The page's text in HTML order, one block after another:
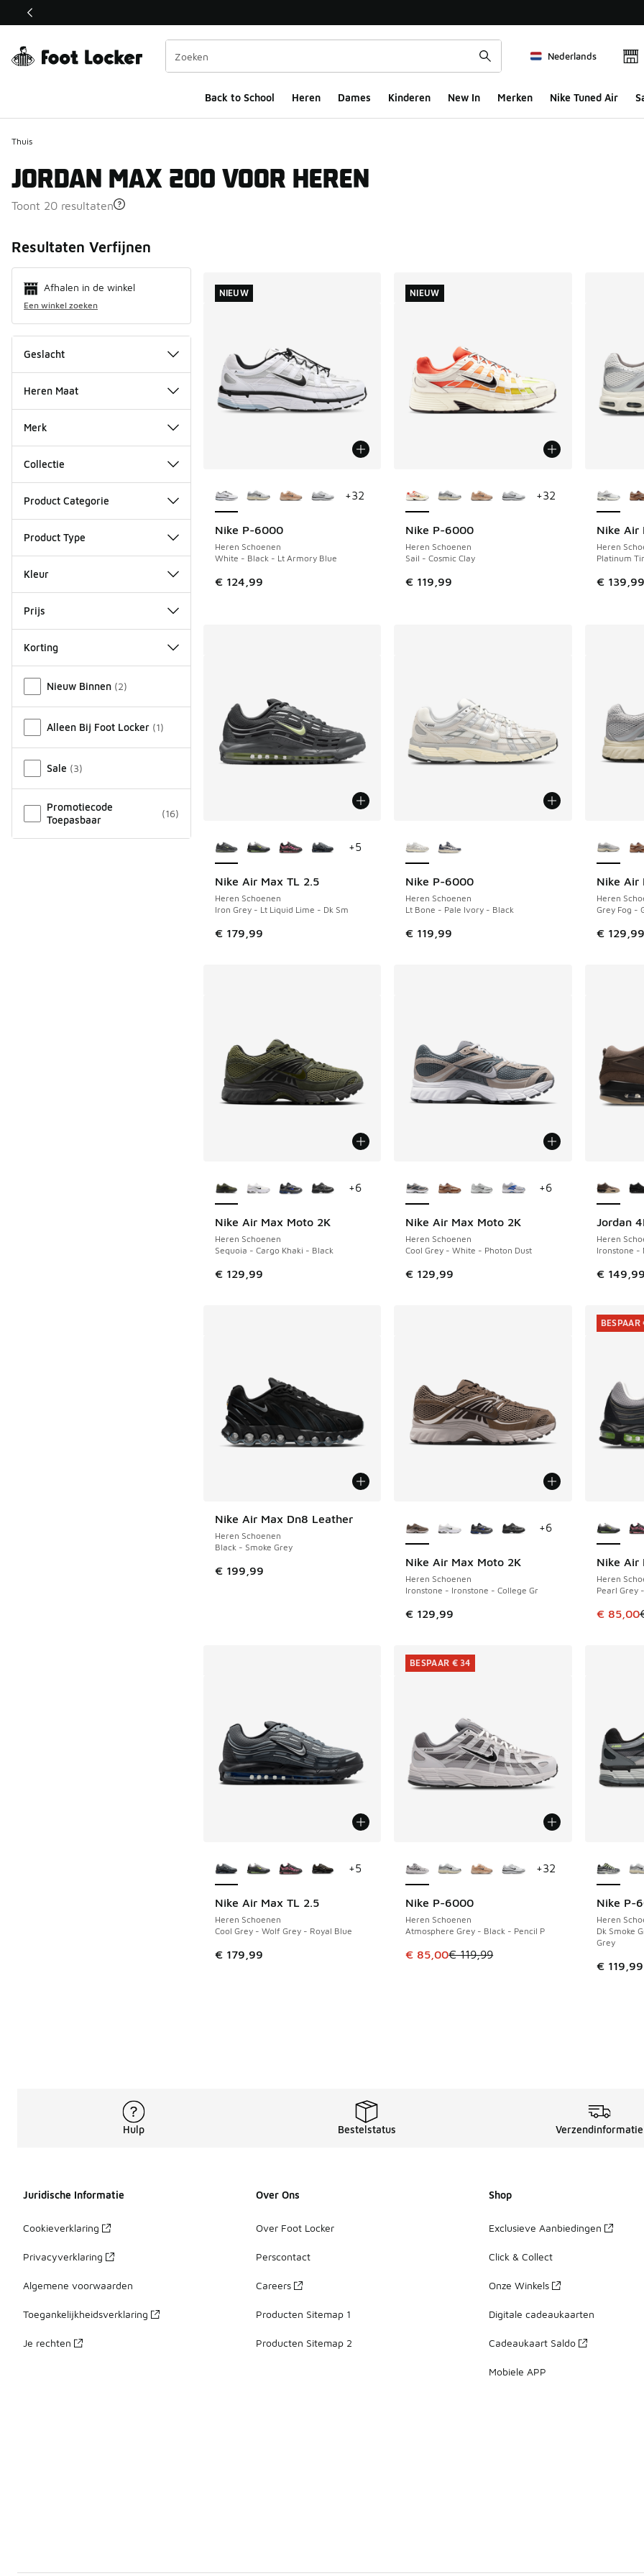
Deze link wordt geopend in een nieuw venster
Nederlands
Back to School Heren Dames Kinderen New In Merken Nike Tuned Air
Thuis
JORDAN MAX 200 VOOR HEREN
Toont 20 resultaten
Resultaten Verfijnen
Afhalen in de winkel
Een winkel zoeken
Geslacht
Heren Maat
Merk
Collectie
Product Categorie
Product Type
Kleur
Prijs
Korting
Nieuw Binnen (2)
Alleen Bij Foot Locker (1)
Sale (3)
Promotiecode
Toepasbaar
(16)
Nike P-6000
Heren Schoenen
White - Black - Lt Armory Blue
€ 124,99
NIEUW
+32
NIEUW
Nike P-6000
Heren Schoenen
Sail - Cosmic Clay
€ 119,99
NIEUW
+32
NIEUW
Nike Air
Heren
Platinum
€ 139,99
Nike Air Max TL 2.5
Heren Schoenen
Iron Grey - Lt Liquid Lime - Dk Sm
€ 179,99
+5
Nike P-6000
Heren Schoenen
Lt Bone - Pale Ivory - Black
€ 119,99
Nike Air
Heren
Grey Fog -
€ 129,99
Nike Air Max Moto 2K
Heren Schoenen
Sequoia - Cargo Khaki - Black
€ 129,99
+6
Nike Air Max Moto 2K
Heren Schoenen
Cool Grey - White - Photon Dust
€ 129,99
+6
Jordan
Heren
Ironstone -
€ 149,99
Nike Air Max Dn8 Leather
Heren Schoenen
Black - Smoke Grey
€ 199,99
Nike Air Max Moto 2K
Heren Schoenen
Ironstone - Ironstone - College Gr
€ 129,99
+6
Nike Air
Heren
Pearl Grey
Dit
€ 85,00
BESPAAR
Nike Air Max TL 2.5
Heren Schoenen
Cool Grey - Wolf Grey - Royal Blue
€ 179,99
+5
Nike P-6000
Heren Schoenen
Atmosphere Grey - Black - Pencil P
Dit artikel is in de uitverkoop. Dit artikel is in
€ 85,00€ 119,99
BESPAAR € 34
+32
BESPAAR € 34
Nike P-
Heren
Dk Smoke
Grey
€ 119,99
Hulp Bestelstatus Verzendinformatie
Juridische Informatie
Cookieverklaring
Privacyverklaring
Algemene voorwaarden
Toegankelijkheidsverklaring
Je rechten
Over Ons
Over Foot Locker
Perscontact
Careers
Producten Sitemap 1
Producten Sitemap 2
Shop
Exclusieve Aanbiedingen
Click & Collect
Onze Winkels
Digitale cadeaukaarten
Cadeaukaart Saldo
Mobiele APP